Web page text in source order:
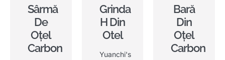
Sârmă
De
Oțel
Carbon
Grinda
H Din
Otel
Yuanchi's
Bară
Din
Oțel
Carbon